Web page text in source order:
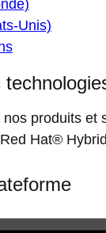
Unis)
produits et
Hat®